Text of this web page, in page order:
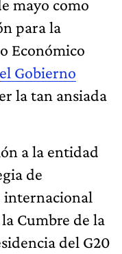
mayo como
para la
Económico
el Gobierno
la tan ansiada
a la entidad
de
Cumbre de la
del G20